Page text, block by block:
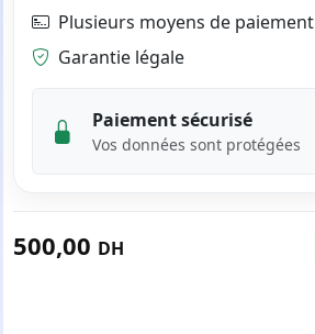
Plusieurs moyens de paiement
Garantie légale
Paiement sécurisé
Vos données sont protégées
500,00 DH